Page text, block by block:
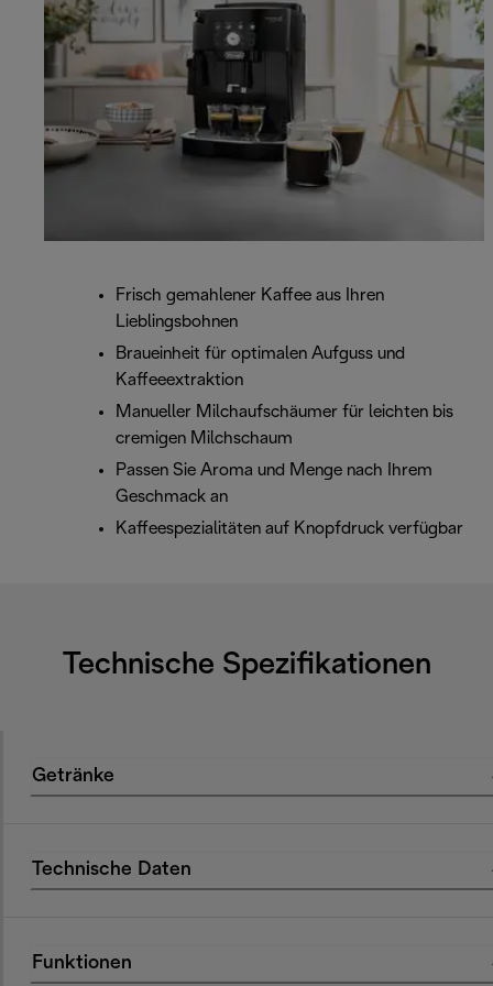
Frisch gemahlener Kaffee aus Ihren
Lieblingsbohnen
Braueinheit für optimalen Aufguss und
Kaffeeextraktion
Manueller Milchaufschäumer für leichten bis
cremigen Milchschaum
Passen Sie Aroma und Menge nach Ihrem
Geschmack an
Kaffeespezialitäten auf Knopfdruck verfügbar
Technische Spezifikationen
Getränke
Technische Daten
Funktionen